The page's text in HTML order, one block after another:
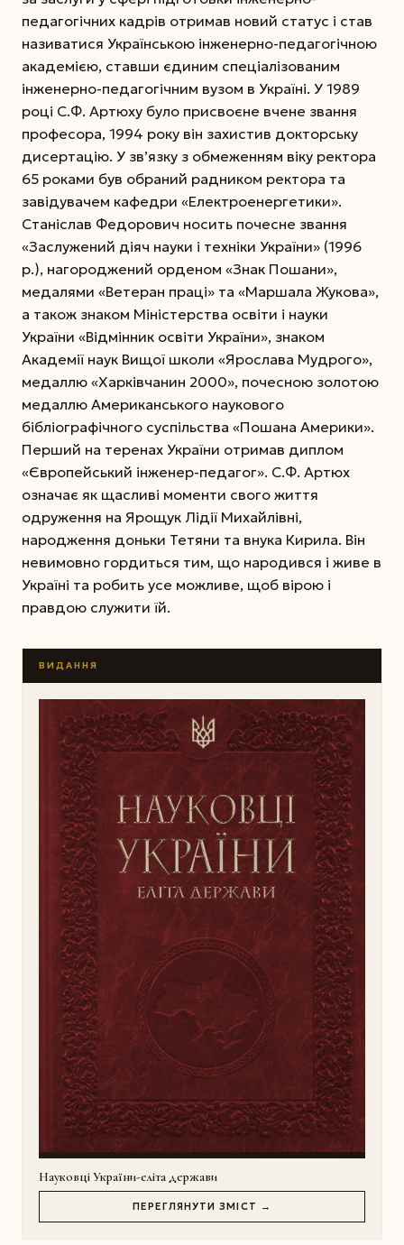
педагогічних кадрів отримав новий статус і став
називатися Українською інженерно-педагогічною
академією, ставши єдиним спеціалізованим
інженерно-педагогічним вузом в Україні. У 1989
році С.Ф. Артюху було присвоєне вчене звання
професора, 1994 року він захистив докторську
дисертацію. У зв’язку з обмеженням віку ректора
65 роками був обраний радником ректора та
завідувачем кафедри «Електроенергетики».
Станіслав Федорович носить почесне звання
«Заслужений діяч науки і техніки України» (1996
р.), нагороджений орденом «Знак Пошани»,
медалями «Ветеран праці» та «Маршала Жукова»,
а також знаком Міністерства освіти і науки
України «Відмінник освіти України», знаком
Академії наук Вищої школи «Ярослава Мудрого»,
медаллю «Харківчанин 2000», почесною золотою
медаллю Американського наукового
бібліографічного суспільства «Пошана Америки».
Перший на теренах України отримав диплом
«Європейський інженер-педагог». С.Ф. Артюх
означає як щасливі моменти свого життя
одруження на Ярощук Лідії Михайлівні,
народження доньки Тетяни та внука Кирила. Він
невимовно гордиться тим, що народився і живе в
Україні та робить усе можливе, щоб вірою і
правдою служити їй.
ВИДАННЯ
Науковці України-еліта держави
ПЕРЕГЛЯНУТИ ЗМІСТ →